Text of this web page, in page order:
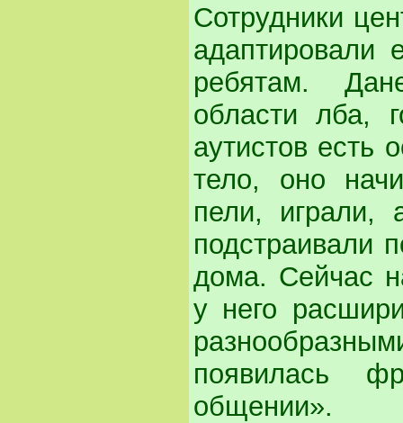
Сотрудники
адаптировали
ребятам.
области лба,
аутистов есть
тело, оно
пели,
подстраивали
дома. Сейчас
у него
появилась
общении».